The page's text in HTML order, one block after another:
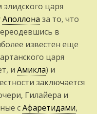
царя
Аполлона за то, что
в
известен еще
царя
и Амикла) и
заключается
Гилайера и
сАфаретидами,